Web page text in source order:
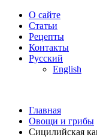
О сайте
Статьи
Рецепты
Контакты
Русский
English
Главная
Овощи и грибы
Сицилийская